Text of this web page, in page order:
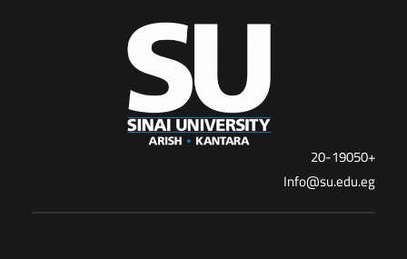
+20-19050
Info@su.edu.eg